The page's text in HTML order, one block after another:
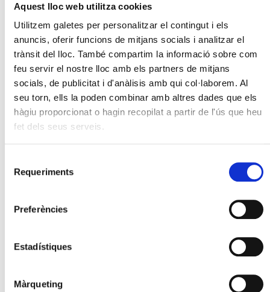
Aquest lloc web utilitza cookies
Utilitzem galetes per personalitzar el contingut i els
anuncis, oferir funcions de mitjans socials i analitzar el
trànsit del lloc. També compartim la informació sobre com
feu servir el nostre lloc amb els partners de mitjans
socials, de publicitat i d'anàlisis amb qui col·laborem. Al
seu torn, ells la poden combinar amb altres dades que els
hàgiu proporcionat o hagin recopilat a partir de l'ús que heu
fet dels seus serveis.
Requeriments
Preferències
Estadístiques
Màrqueting